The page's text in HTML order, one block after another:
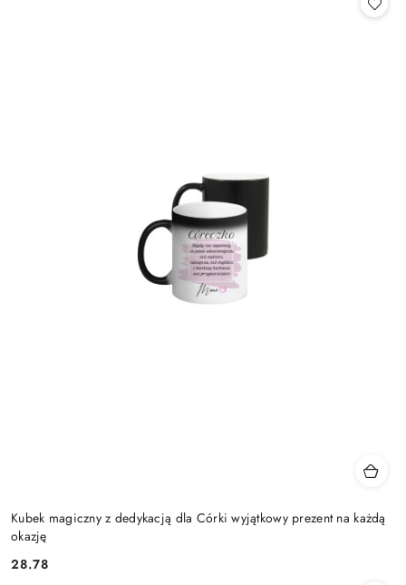
Kubek magiczny z dedykacją dla Córki wyjątkowy prezent na każdą
okazję
Cena:
28.78